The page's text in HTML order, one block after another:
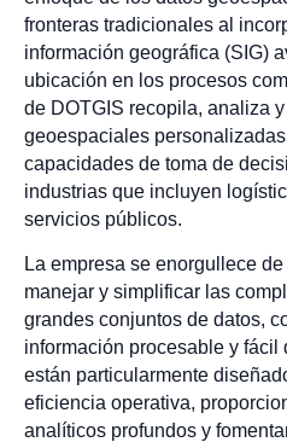
fronteras tradicionales al
información geográfica (SIG)
ubicación en los procesos
de DOTGIS recopila, analiza
geoespaciales
capacidades de toma de
industrias que incluyen
servicios públicos.
La empresa se enorgullece
manejar y simplificar las
grandes conjuntos de datos,
información procesable y fácil
están particularmente
eficiencia operativa,
analíticos profundos y